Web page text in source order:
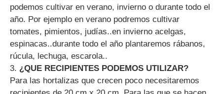
podemos cultivar en verano, invierno o durante todo el
año. Por ejemplo en verano podremos cultivar
tomates, pimientos, judías..en invierno acelgas,
espinacas..durante todo el año plantaremos rábanos,
rúcula, lechuga, escarola..
3. ¿QUE RECIPIENTES PODEMOS UTILIZAR?
Para las hortalizas que crecen poco necesitaremos